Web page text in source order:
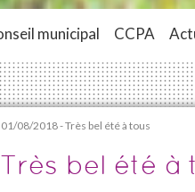
municipal CCPA
01/08/2018 - Très bel été à tous
bel été à